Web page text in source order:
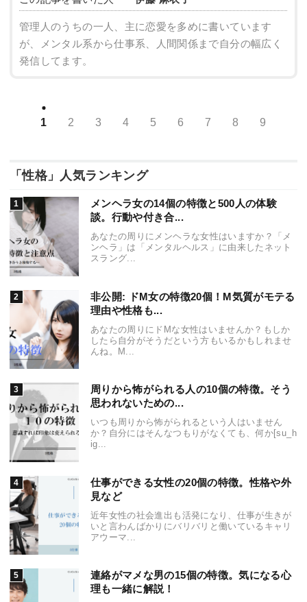
管理人のうちの一人、主に恋愛を多めに書いています
が、メンタル系から仕事系、人間関係まで自分の幅広く
発信してます。
1 2 3 4 5 6 7 8 9
「性格」人気ランキング
メンヘラ女の14個の特徴と500人の体験
談。行動や付き合...
あなたの周りにメンヘラな女性はいますか？「メ
ンヘラ」は「メンタルヘルス」に由来したネット
スラング...
非公開: ドM女の特徴20個！M気質がモテる
理由や性格も...
あなたの周りにドMな女性はいませんか？もしか
したら自分がそうだという方もいるかもしれませ
んね。M...
周りから怖がられる人の10個の特徴。そう
思われないための...
いつも周りから怖がられるという人はいません
か？自分にはそんなつもりがなくても、何か[su_h
ig...
仕事ができる女性の20個の特徴。性格や外
見など
近年女性の社会進出も活発になり、仕事が生きが
いと言わんばかりにバリバリと働いているキャリ
アウーマ...
連絡がマメな男の15個の特徴。気になる心
理も一緒に解説！